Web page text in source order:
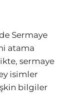
Sermaye
atama
sermaye
isimler
bilgiler